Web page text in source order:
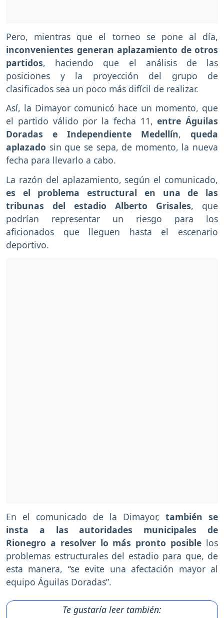
Pero, mientras que el torneo se pone al día,
inconvenientes generan aplazamiento de otros
partidos, haciendo que el análisis de las
posiciones y la proyección del grupo de
clasificados sea un poco más difícil de realizar.
Así, la Dimayor comunicó hace un momento, que
el partido válido por la fecha 11,entre Águilas
Doradas e Independiente Medellín, queda
aplazado sin que se sepa, de momento, la nueva
fecha para llevarlo a cabo.
La razón del aplazamiento, según el comunicado,
es el problema estructural en una de las
tribunas del estadio Alberto Grisales, que
podrían representar un riesgo para los
aficionados que lleguen hasta el escenario
deportivo.
En el comunicado de la Dimayor, también se
insta a las autoridades municipales de
Rionegro a resolver lo más pronto posible los
problemas estructurales del estadio para que, de
esta manera, “se evite una afectación mayor al
equipo Águilas Doradas”.
Te gustaría leer también: